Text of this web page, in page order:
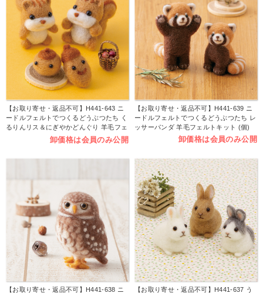
【お取り寄せ・返品不可】H441-643 ニ
ードルフェルトでつくるどうぶつたち く
るりんリス＆にぎやかどんぐり 羊毛フェ
ルトキット (個)卸価格は会員のみ公開
【お取り寄せ・返品不可】H441-639 ニ
ードルフェルトでつくるどうぶつたち レ
ッサーパンダ 羊毛フェルトキット (個)
卸価格は会員のみ公開
【お取り寄せ・返品不可】H441-638 ニ
【お取り寄せ・返品不可】H441-637 う